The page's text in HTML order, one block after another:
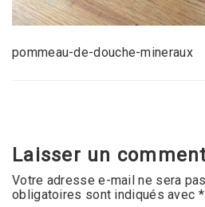
pommeau-de-douche-mineraux
Laisser un
Votre adresse e-mail ne sera
obligatoires sont indiqués avec *